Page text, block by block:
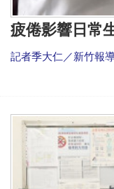
疲倦影響日常
記者季大仁／新竹報